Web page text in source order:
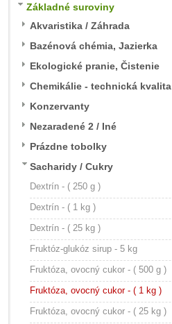
Základné suroviny
Akvaristika / Záhrada
Bazénová chémia, Jazierka
Ekologické pranie, Čistenie
Chemikálie - technická kvalita
Konzervanty
Nezaradené 2 / Iné
Prázdne tobolky
Sacharidy / Cukry
Dextrín - ( 250 g )
Dextrín - ( 1 kg )
Dextrín - ( 25 kg )
Fruktóz-glukóz sirup - 5 kg
Fruktóza, ovocný cukor - ( 500 g )
Fruktóza, ovocný cukor - ( 1 kg )
Fruktóza, ovocný cukor - ( 25 kg )